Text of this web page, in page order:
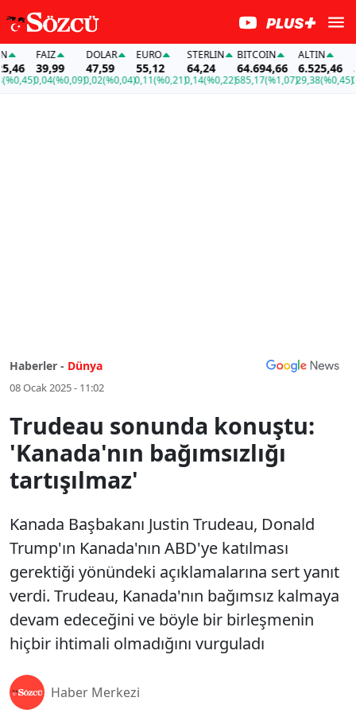
FAİZ
39,99
0,04(%0,09)
DOLAR
47,59
0,02(%0,04)
EURO
55,12
0,11(%0,21)
STERLIN
64,24
0,14(%0,22)
BITCOIN
64.694,66
685,17(%1,07)
ALTIN
6.525,46
29,38(%0,45)
Haberler - Dünya
08 Ocak 2025 - 11:02
Trudeau sonunda konuştu:
'Kanada'nın bağımsızlığı
tartışılmaz'
Kanada Başbakanı Justin Trudeau, Donald
Trump'ın Kanada'nın ABD'ye katılması
gerektiği yönündeki açıklamalarına sert yanıt
verdi. Trudeau, Kanada'nın bağımsız kalmaya
devam edeceğini ve böyle bir birleşmenin
hiçbir ihtimali olmadığını vurguladı
Haber Merkezi